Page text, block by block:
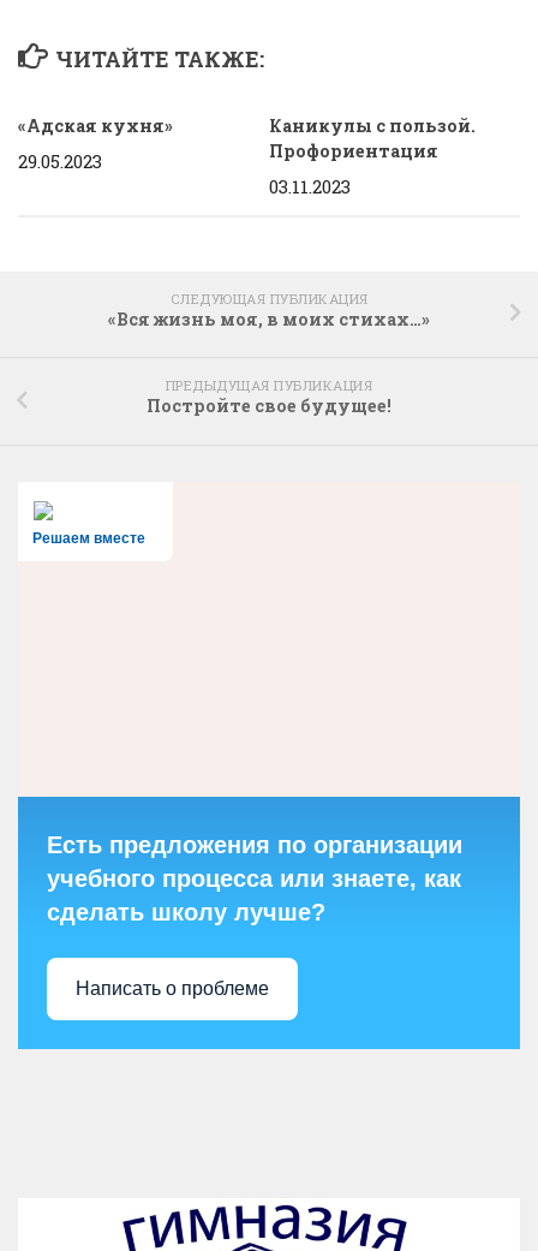
ЧИТАЙТЕ ТАКЖЕ:
«Адская кухня»
29.05.2023
Каникулы с пользой.
Профориентация
03.11.2023
СЛЕДУЮЩАЯ ПУБЛИКАЦИЯ
«Вся жизнь моя, в моих стихах…»
ПРЕДЫДУЩАЯ ПУБЛИКАЦИЯ
Постройте свое будущее!
Решаем вместе
Есть предложения по организации
учебного процесса или знаете, как
сделать школу лучше?
Написать о проблеме